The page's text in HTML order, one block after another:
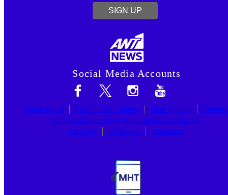
SIGN UP
Social Media Accounts
Επικοινωνία Εργασία Στον Όμιλο Όροι Χρήσης
Cookies
Πολιτική Προστασίας Προσωπικών Δεδομένων
Για Εμάς
Σύνδεσμοι Ταυτότητα